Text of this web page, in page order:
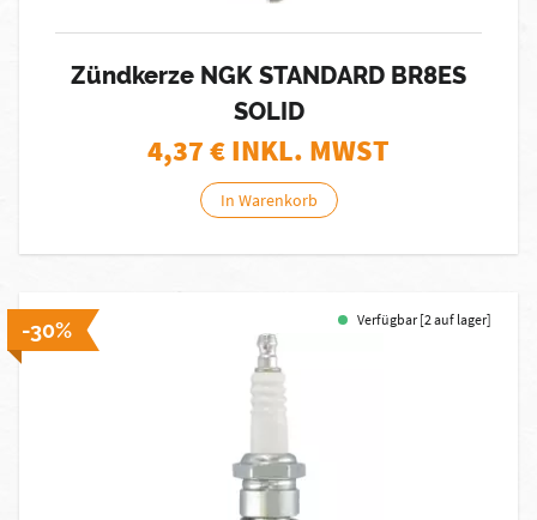
Zündkerze NGK STANDARD BR8ES
SOLID
4,37€ INKL. MWST
In Warenkorb
-30% Verfügbar [2 auf lager]